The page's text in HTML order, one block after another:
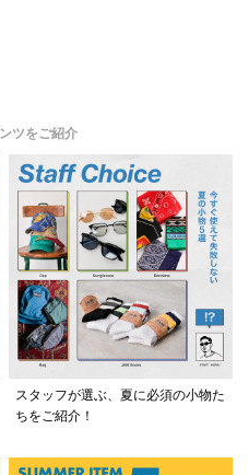
ツをご紹介
スタッフが選ぶ、夏に必須の小物た
ちをご紹介！